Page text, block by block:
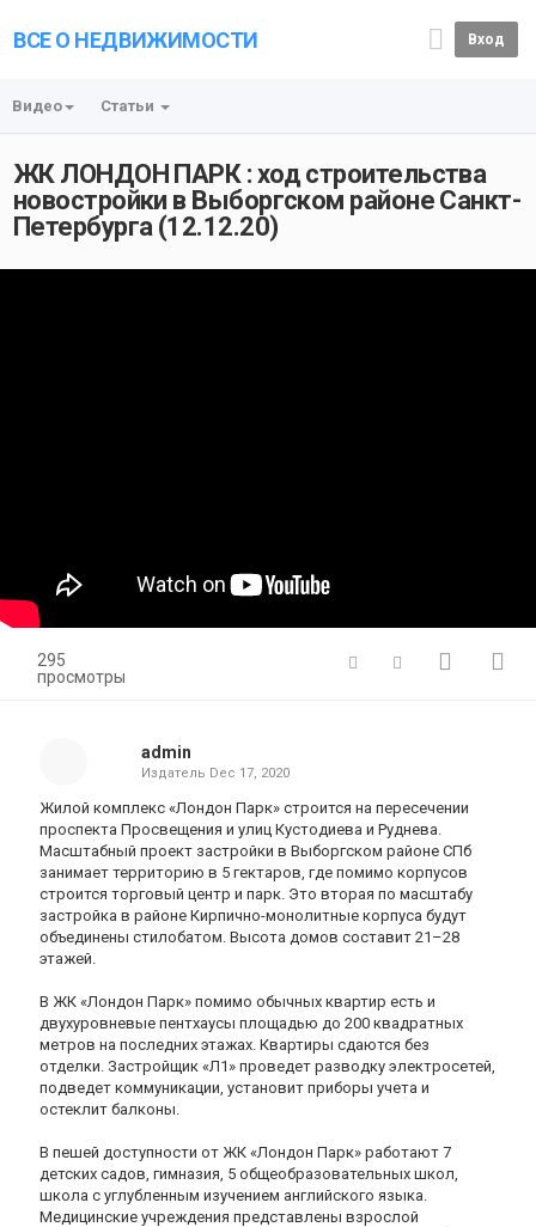
ВСЕ О НЕДВИЖИМОСТИ Вход
Видео Статьи
ЖК ЛОНДОН ПАРК : ход строительства
новостройки в Выборгском районе Санкт-
Петербурга (12.12.20)
295
просмотры
admin
Издатель Dec 17, 2020
Жилой комплекс «Лондон Парк» строится на пересечении
проспекта Просвещения и улиц Кустодиева и Руднева.
Масштабный проект застройки в Выборгском районе СПб
занимает территорию в 5 гектаров, где помимо корпусов
строится торговый центр и парк. Это вторая по масштабу
застройка в районе Кирпично-монолитные корпуса будут
объединены стилобатом. Высота домов составит 21–28
этажей.
В ЖК «Лондон Парк» помимо обычных квартир есть и
двухуровневые пентхаусы площадью до 200 квадратных
метров на последних этажах. Квартиры сдаются без
отделки. Застройщик «Л1» проведет разводку электросетей,
подведет коммуникации, установит приборы учета и
остеклит балконы.
В пешей доступности от ЖК «Лондон Парк» работают 7
детских садов, гимназия, 5 общеобразовательных школ,
школа с углубленным изучением английского языка.
Медицинские учреждения представлены взрослой